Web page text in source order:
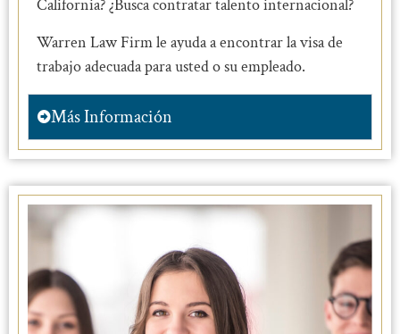
California? ¿Busca contratar talento internacional?
Warren Law Firm le ayuda a encontrar la visa de
trabajo adecuada para usted o su empleado.
Más Información